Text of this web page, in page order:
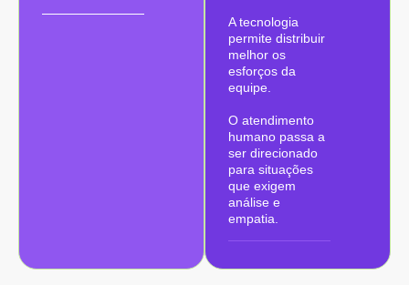
A tecnologia
permite distribuir
melhor os
esforços da
equipe.
O atendimento
humano passa a
ser direcionado
para situações
que exigem
análise e
empatia.